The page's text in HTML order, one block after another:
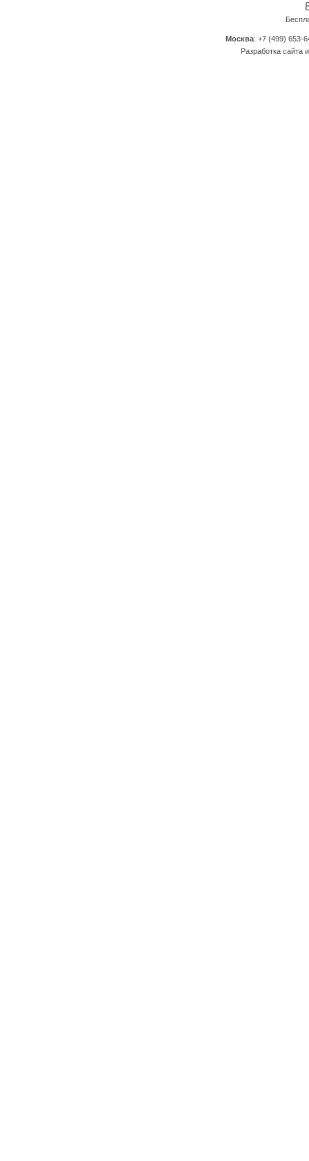
Москва: +7 (499) 653-
Разработка сайта